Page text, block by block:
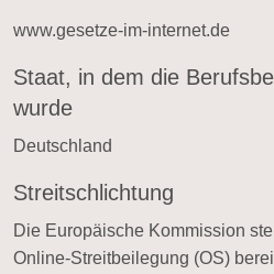
www.gesetze-im-internet.de
Staat, in dem die
wurde
Deutschland
Streitschlichtung
Die Europäische Kommission
Online-Streitbeilegung (OS)